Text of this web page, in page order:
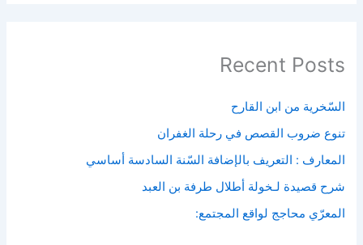
Recent Posts
السّخرية من ابن القارح
تنوع ضروب القصص في رحلة الغفران
المعارف : التعريف بالإضافة السّنة السادسة أساسي
شرح قصيدة لـخولة أطلال طرفة بن العبد
المعرّي محاجج لواقع المجتمع: